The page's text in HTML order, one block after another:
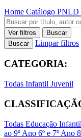
Home Catálogo PNLD
Ver filtros
Buscar
Buscar
Limpar filtros
CATEGORIA:
Todas Infantil Juvenil
Todas Educação Infantil
ao 9º Ano 6º e 7º Ano